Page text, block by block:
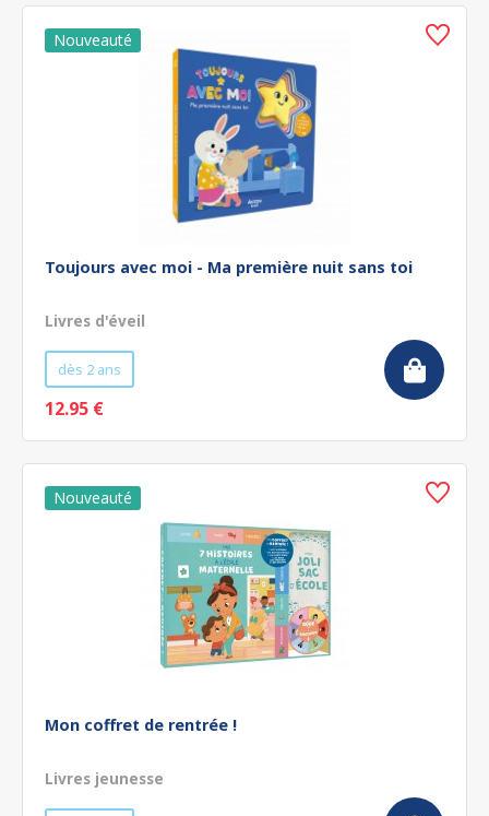
Toujours avec moi - Ma première nuit sans toi
Livres d'éveil
dès 2 ans
12.95 €
Mon coffret de rentrée !
Livres jeunesse